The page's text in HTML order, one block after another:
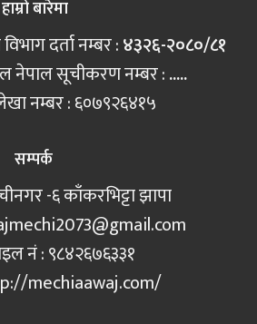
हाम्रो बारेमा
दर्ता नम्बर :४३२६-२०८०/८१
नेपाल सूचीकरण नम्बर :.....
नम्बर : ६०७९२६४१५
सम्पर्क
-६ काँकरभिट्टा झापा
नं‍ : ९८४२६७६३३१
mechiaawaj.com/